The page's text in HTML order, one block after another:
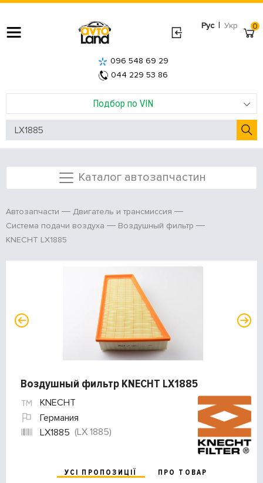
Рус | Укр
Подбор по VIN
096 548 69 29
044 229 53 86
0
Каталог автозапчастин
Автозапчасти
Двигатель и трансмиссия
Система подачи воздуха
Воздушный фильтр
KNECHT LX1885
Воздушный фильтр KNECHT LX1885
KNECHT
Германия
LX1885 (LX 1885)
УСІ ПРОПОЗИЦІЇ
ПРО ТОВАР